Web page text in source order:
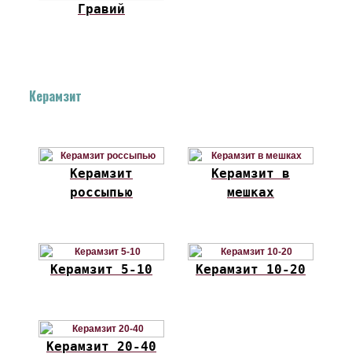
Гравий
Керамзит
Керамзит
россыпью
Керамзит в
мешках
Керамзит 5-10 Керамзит 10-20
Керамзит 20-40